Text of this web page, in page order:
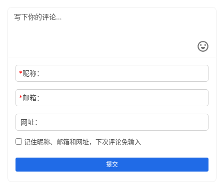
人生之重，从来以从容而居高，清贫与富贵，深邃或浅薄，
的喧哗，黑与白的惨烈厮杀，皆不能左右心智，方寸之内，
需睿智淡泊，亦如温暖在握。不要怨，光阴总是沉默，总喜
欢把年轻的光华掠夺，岂不知，清浅的只是表面，内心的丰
盈才是最深刻。时间分分秒走过，每一笔的写意，每一念的
迭起，若万般聪慧，万种清喜，唯静观，而悠然自得。
形形色色中行走，无需给自己灌输烦忧。要懂得体会世间百
味，俗世沧桑，让花开花谢，草青草黄，一切因果都依着自
然生长。若拥有平和的心态，则人生所有的磨难都可以隐入
无常。失去的，不惋叹，得到的，不张扬，将快乐的心，在
*昵称：
*邮箱：
网址：
记住昵称、邮箱和网址，下次评论免输入
提交